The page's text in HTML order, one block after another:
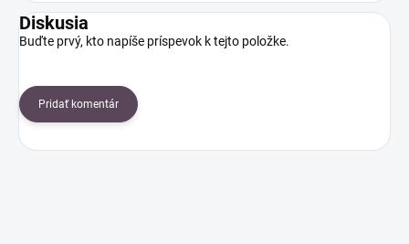
Diskusia
Buďte prvý, kto napíše príspevok k tejto položke.
Pridať komentár